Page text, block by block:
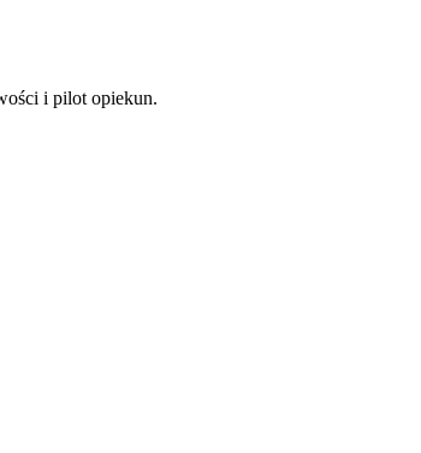
i pilot opiekun.